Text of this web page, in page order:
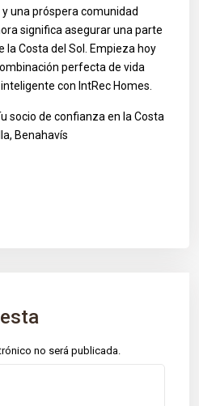
una próspera comunidad
significa asegurar una parte
Costa del Sol. Empieza hoy
perfecta de vida
con IntRec Homes.
socio de confianza en la Costa
Benahavís
no será publicada.